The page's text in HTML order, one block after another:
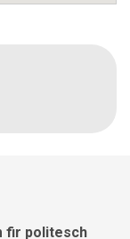
fir politesch